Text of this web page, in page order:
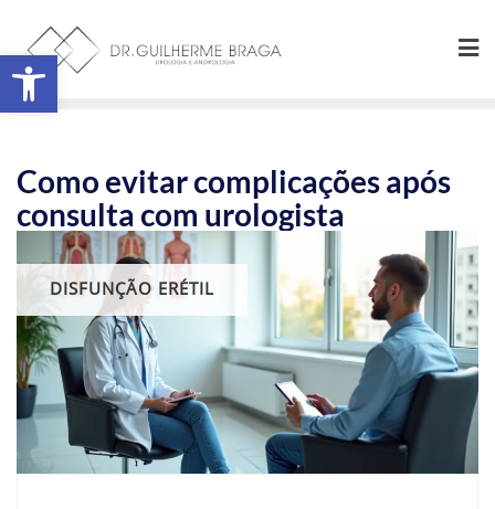
Abrir a barra de ferramentas
Como evitar complicações após
consulta com urologista
DISFUNÇÃO ERÉTIL